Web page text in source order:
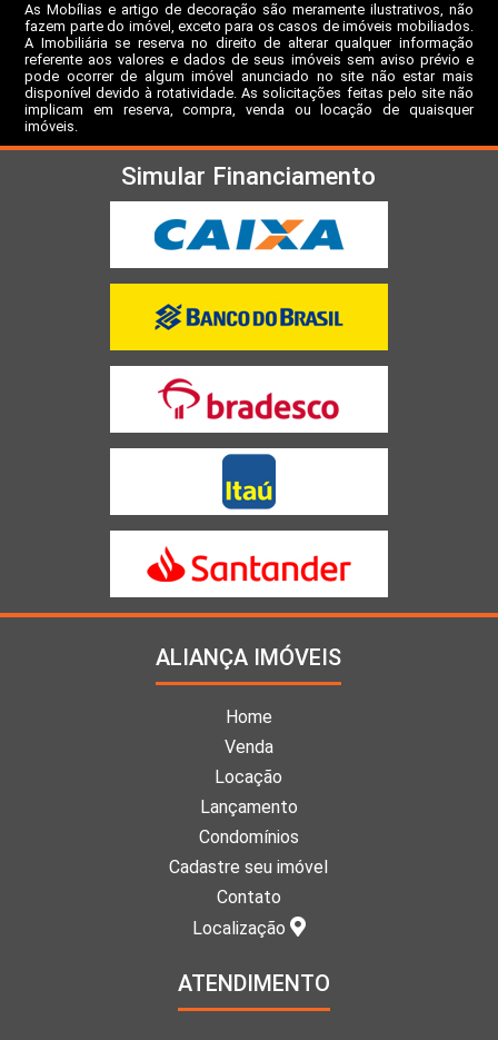
As Mobílias e artigo de decoração são meramente ilustrativos, não
fazem parte do imóvel, exceto para os casos de imóveis mobiliados.
A Imobiliária se reserva no direito de alterar qualquer informação
referente aos valores e dados de seus imóveis sem aviso prévio e
pode ocorrer de algum imóvel anunciado no site não estar mais
disponível devido à rotatividade. As solicitações feitas pelo site não
implicam em reserva, compra, venda ou locação de quaisquer
imóveis.
Simular Financiamento
ALIANÇA IMÓVEIS
Home
Venda
Locação
Lançamento
Condomínios
Cadastre seu imóvel
Contato
Localização
ATENDIMENTO